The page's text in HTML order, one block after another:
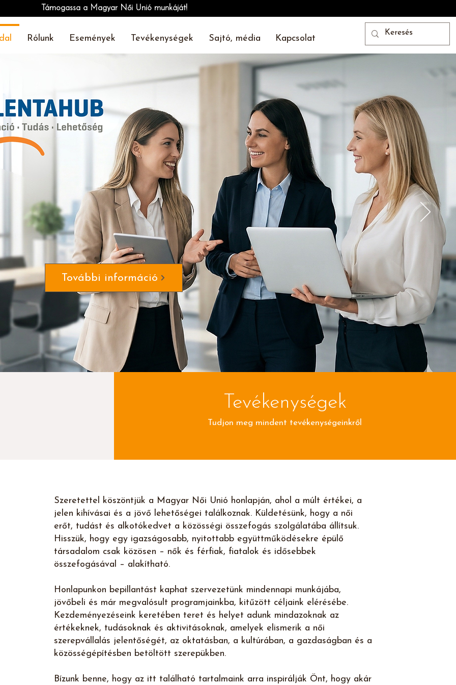
Rólunk Események Tevékenységek Sajtó, média Kapcsolat
Támogassa a Magyar Női Unió munkáját!
További információ
Tevékenységek
Tudjon meg mindent tevékenységeinkről
Szeretettel köszöntjük a Magyar Női Unió honlapján, ahol a múlt értékei, a
jelen kihívásai és a jövő lehetőségei találkoznak. Küldetésünk, hogy a női
erőt, tudást és alkotókedvet a közösségi összefogás szolgálatába állítsuk.
Hisszük, hogy egy igazságosabb, nyitottabb együttműködésekre épülő
társadalom csak közösen – nők és férfiak, fiatalok és idősebbek
összefogásával – alakítható.
Honlapunkon bepillantást kaphat szervezetünk mindennapi munkájába,
jövőbeli és már megvalósult programjainkba, kitűzött céljaink elérésébe.
Kezdeményezéseink keretében teret és helyet adunk mindazoknak az
értékeknek, tudásoknak és aktivitásoknak, amelyek elismerik a női
szerepvállalás jelentőségét, az oktatásban, a kultúrában, a gazdaságban és a
közösségépítésben betöltött szerepükben.
Bízunk benne, hogy az itt található tartalmaink arra inspirálják Önt, hogy akár